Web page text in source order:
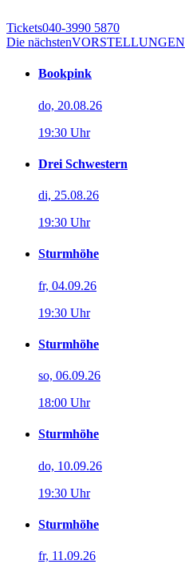
Tickets040-3990 5870
Die nächstenVORSTELLUNGEN
Bookpink
do, 20.08.26
19:30 Uhr
Drei Schwestern
di, 25.08.26
19:30 Uhr
Sturmhöhe
fr, 04.09.26
19:30 Uhr
Sturmhöhe
so, 06.09.26
18:00 Uhr
Sturmhöhe
do, 10.09.26
19:30 Uhr
Sturmhöhe
fr, 11.09.26